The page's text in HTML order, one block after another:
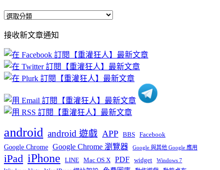
全
文
章
分
類
接收新文章通知
android android 遊戲 APP BBS Facebook
Google Chrome Google Chrome 瀏覽器 Google 與其他 Google 應用
iPad iPhone LINE Mac OS X PDF widget Windows 7